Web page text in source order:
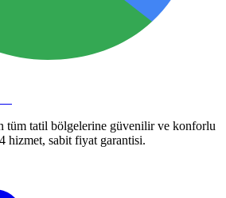
tüm tatil bölgelerine güvenilir ve konforlu
hizmet, sabit fiyat garantisi.